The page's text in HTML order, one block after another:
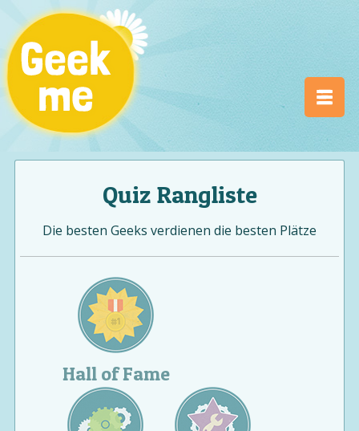
Quiz Rangliste
Die besten Geeks verdienen die besten Plätze
Hall of Fame